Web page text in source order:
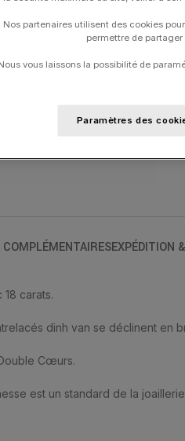
EXPÉDITION
carats.
dinh van se déclinent en
Cœurs.
est un standard de la
Nos partenaires utilisent des cookies
permettre de partager
vous laissons la possibilité de
Paramètres des